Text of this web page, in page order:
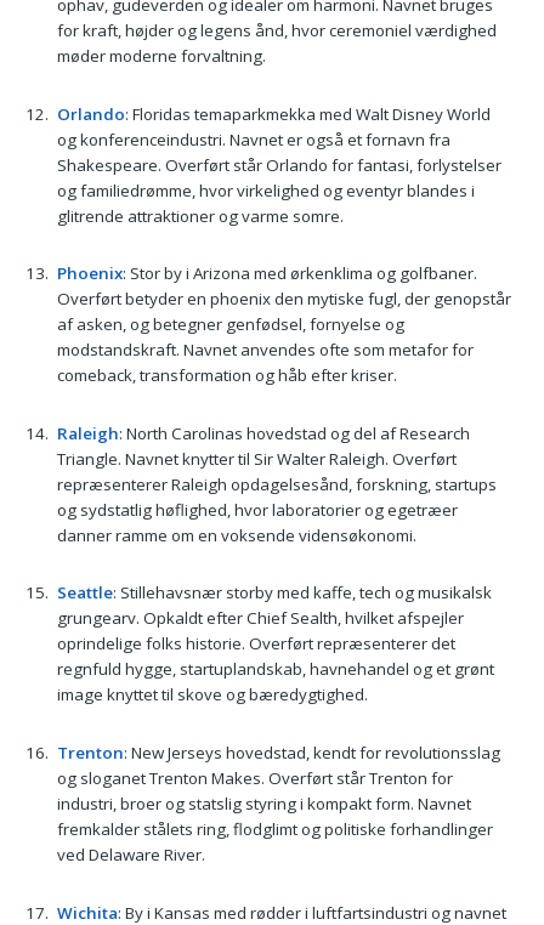
ophav, gudeverden og idealer om harmoni. Navnet bruges
for kraft, højder og legens ånd, hvor ceremoniel værdighed
møder moderne forvaltning.
Orlando: Floridas temaparkmekka med Walt Disney World
og konferenceindustri. Navnet er også et fornavn fra
Shakespeare. Overført står Orlando for fantasi, forlystelser
og familiedrømme, hvor virkelighed og eventyr blandes i
glitrende attraktioner og varme somre.
Phoenix: Stor by i Arizona med ørkenklima og golfbaner.
Overført betyder en phoenix den mytiske fugl, der genopstår
af asken, og betegner genfødsel, fornyelse og
modstandskraft. Navnet anvendes ofte som metafor for
comeback, transformation og håb efter kriser.
Raleigh: North Carolinas hovedstad og del af Research
Triangle. Navnet knytter til Sir Walter Raleigh. Overført
repræsenterer Raleigh opdagelsesånd, forskning, startups
og sydstatlig høflighed, hvor laboratorier og egetræer
danner ramme om en voksende vidensøkonomi.
Seattle: Stillehavsnær storby med kaffe, tech og musikalsk
grungearv. Opkaldt efter Chief Sealth, hvilket afspejler
oprindelige folks historie. Overført repræsenterer det
regnfuld hygge, startuplandskab, havnehandel og et grønt
image knyttet til skove og bæredygtighed.
Trenton: New Jerseys hovedstad, kendt for revolutionsslag
og sloganet Trenton Makes. Overført står Trenton for
industri, broer og statslig styring i kompakt form. Navnet
fremkalder stålets ring, flodglimt og politiske forhandlinger
ved Delaware River.
Wichita: By i Kansas med rødder i luftfartsindustri og navnet